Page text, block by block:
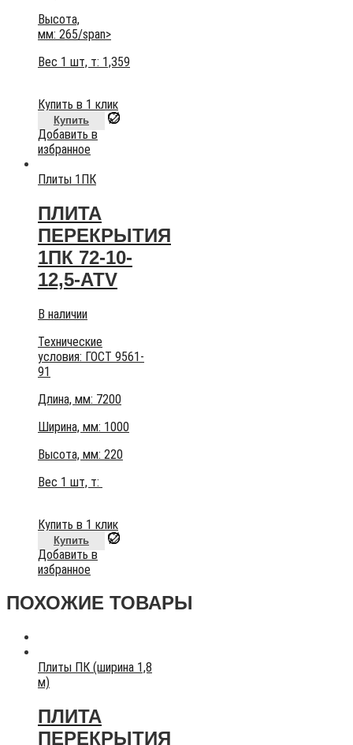
Высота,
мм: 265/span>
Вес 1 шт, т: 1,359
Купить в 1 клик
Купить
Добавить в
избранное
Плиты 1ПК
ПЛИТА
ПЕРЕКРЫТИЯ
1ПК 72-10-
12,5-АТV
В наличии
Технические
условия: ГОСТ 9561-
91
Длина, мм: 7200
Ширина, мм: 1000
Высота, мм: 220
Вес 1 шт, т:
Купить в 1 клик
Купить
Добавить в
избранное
ПОХОЖИЕ ТОВАРЫ
Плиты ПК (ширина 1,8
м)
ПЛИТА
ПЕРЕКРЫТИЯ